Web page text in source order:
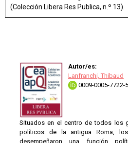
(Colección Libera Res Publica, n.º 13).
Autor/es:
Lanfranchi, Thibaud
0009-0005-7722-
Situados en el centro de todos los
políticos de la antigua Roma,
desempeñaron una función